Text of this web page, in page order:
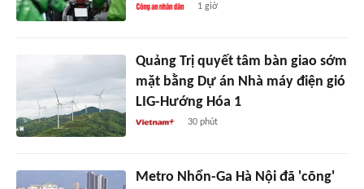
1 giờ
Quảng Trị quyết tâm bàn giao sớm
mặt bằng Dự án Nhà máy điện gió
LIG-Hướng Hóa 1
30 phút
Metro Nhổn-Ga Hà Nội đã 'cõng'